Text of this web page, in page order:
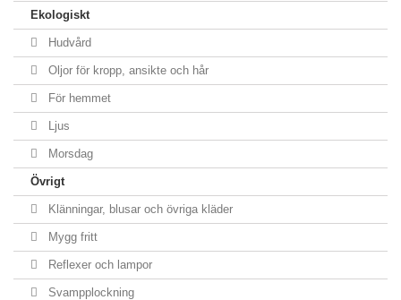
Ekologiskt
Hudvård
Oljor för kropp, ansikte och hår
För hemmet
Ljus
Morsdag
Övrigt
Klänningar, blusar och övriga kläder
Mygg fritt
Reflexer och lampor
Svampplockning